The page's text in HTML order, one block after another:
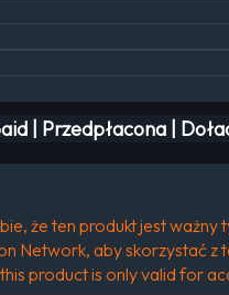
| Przedpłacona |
że ten produkt jest ważny
Network, aby skorzystać z
product is only valid for